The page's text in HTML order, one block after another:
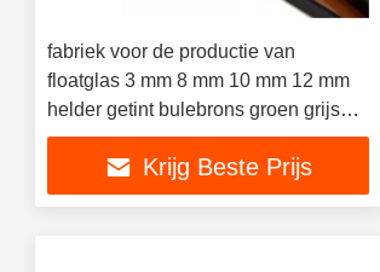
fabriek voor de productie van
floatglas 3 mm 8 mm 10 mm 12 mm
helder getint bulebrons groen grijs
reflecterend glas
Krijg Beste Prijs